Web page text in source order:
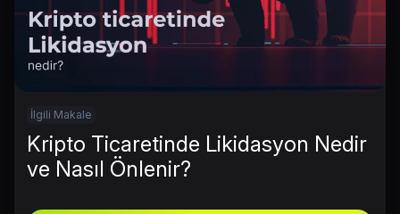
İlgili Makale
Kripto Ticaretinde Likidasyon Nedir
ve Nasıl Önlenir?